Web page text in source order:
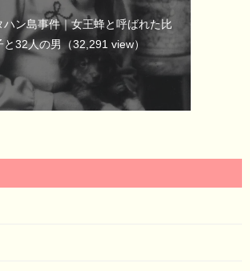
ハン島事件｜女王蜂と呼ばれた比
と32人の男（32,291 view）